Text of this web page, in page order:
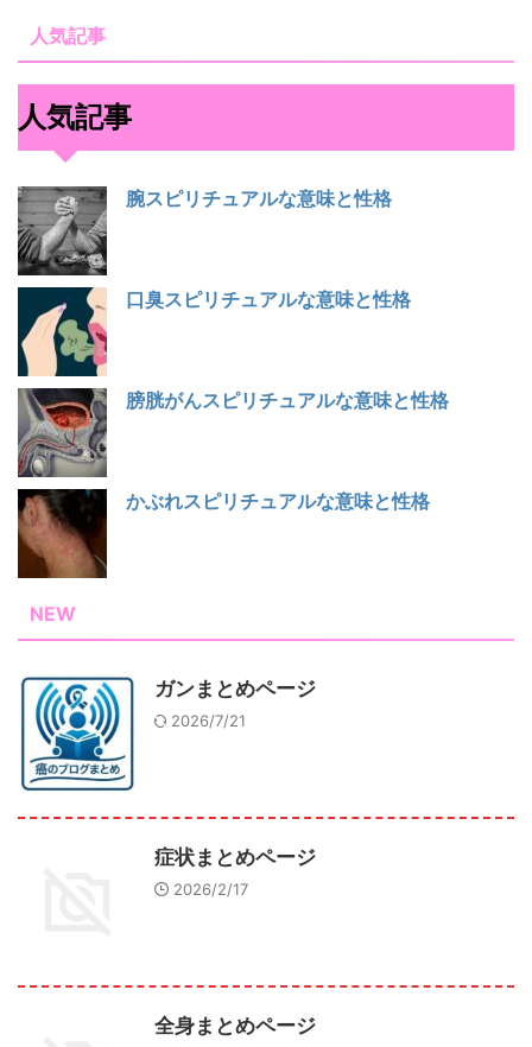
人気記事
人気記事
腕スピリチュアルな意味と性格
口臭スピリチュアルな意味と性格
膀胱がんスピリチュアルな意味と性格
かぶれスピリチュアルな意味と性格
NEW
ガンまとめページ
2026/7/21
症状まとめページ
2026/2/17
全身まとめページ